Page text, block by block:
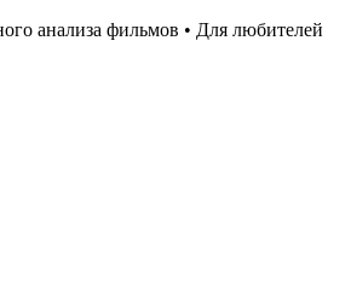
анализа фильмов • Для любителей